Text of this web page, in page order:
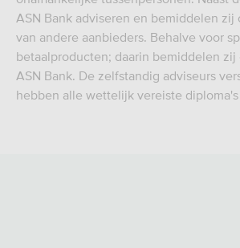
ASN Bank adviseren en bemiddelen zij
van andere aanbieders. Behalve voor
betaalproducten; daarin bemiddelen zij
ASN Bank. De zelfstandig adviseurs
hebben alle wettelijk vereiste